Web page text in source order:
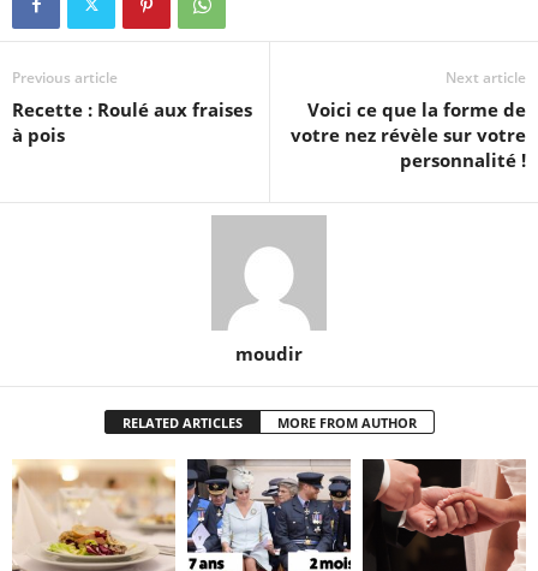
Previous article
Recette : Roulé aux fraises
à pois
Next article
Voici ce que la forme de
votre nez révèle sur votre
personnalité !
moudir
RELATED ARTICLES MORE FROM AUTHOR